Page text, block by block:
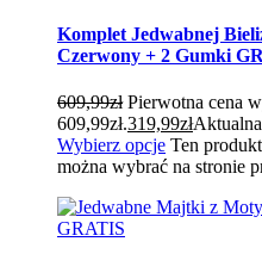
Komplet Jedwabnej
Czerwony + 2 Gumki
609,99zł Pierwotna cena
609,99zł.319,99zł
Wybierz opcje Ten
można wybrać na stronie